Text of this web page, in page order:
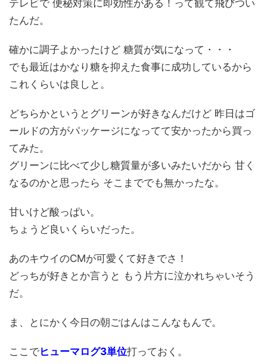
テレビで 便秘対策に即効性がある！って観て飛びつい
たんだ。
確かに調子よかったけど 糖質が気になって・・・
でも最近はかなり糖を抑えた食事に成功しているから
これくらいは良しと。
どちらかというとグリーンが好きなんだけど 昨日はゴ
ールドの方がパッケージになってて安かったから買っ
てみた。
グリーンに比べて少し糖質量が多いみたいだから 甘く
なるのかと思ったら そこまででも無かったな。
甘いけど酸っぱい。
ちょうど良いくらいだった。
あのキウイのCMが可愛くて好きでさ！
どっちが好きとか言うと もう片方に泣かれちゃいそう
だ。
ま、とにかく今日の朝ごはんはこんなもんで。
ここでヒューマログ3単位打っておく。